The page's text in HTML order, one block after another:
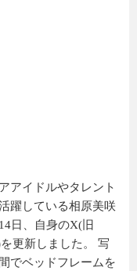
アイドルやタレント
躍している相原美咲
日、自身のX(旧
更新しました。 写
でベッドフレームを